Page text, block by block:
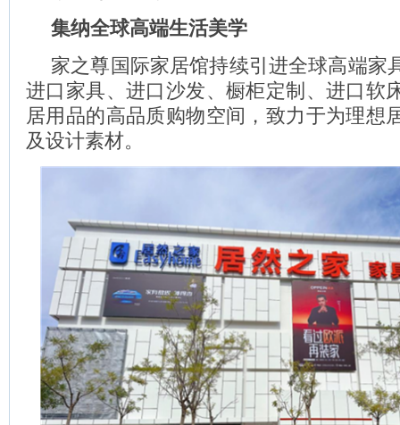
集纳全球高端生活美学
家之尊国际家居馆持续引进全球高端家
进口家具、进口沙发、橱柜定制、进口软
居用品的高品质购物空间，致力于为理想
及设计素材。